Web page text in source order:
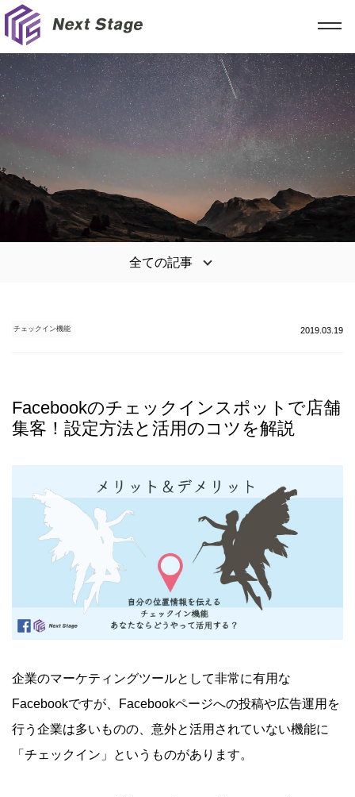
全ての記事
チェックイン機能 2019.03.19
Facebookのチェックインスポットで店舗
集客！設定方法と活用のコツを解説
企業のマーケティングツールとして非常に有用な
Facebookですが、Facebookページへの投稿や広告運用を
行う企業は多いものの、意外と活用されていない機能に
「チェックイン」というものがあります。